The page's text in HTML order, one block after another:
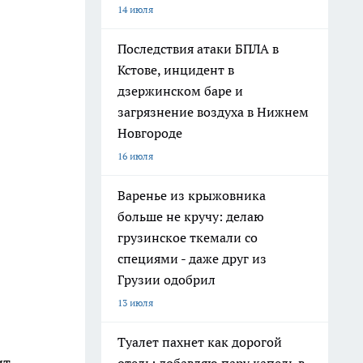
14 июля
Последствия атаки БПЛА в
Кстове, инцидент в
дзержинском баре и
загрязнение воздуха в Нижнем
Новгороде
16 июля
Варенье из крыжовника
больше не кручу: делаю
грузинское ткемали со
специями - даже друг из
Грузии одобрил
13 июля
Туалет пахнет как дорогой